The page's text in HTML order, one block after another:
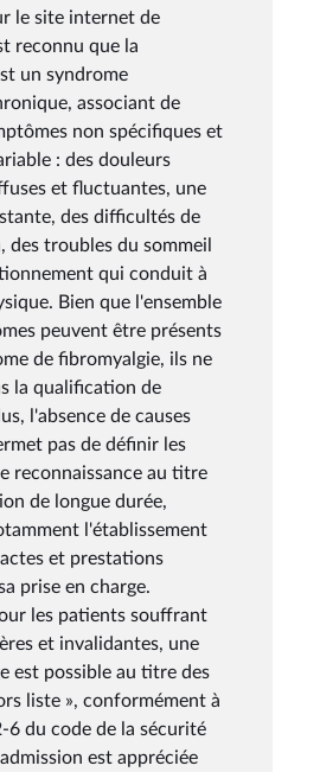
le site internet de
reconnu que la
un syndrome
associant de
non spécifiques et
: des douleurs
et fluctuantes, une
des difficultés de
des troubles du sommeil
qui conduit à
Bien que l'ensemble
peuvent être présents
de fibromyalgie, ils ne
la qualification de
l'absence de causes
pas de définir les
reconnaissance au titre
de longue durée,
l'établissement
et prestations
prise en charge.
les patients souffrant
et invalidantes, une
est possible au titre des
liste », conformément à
6 du code de la sécurité
est appréciée